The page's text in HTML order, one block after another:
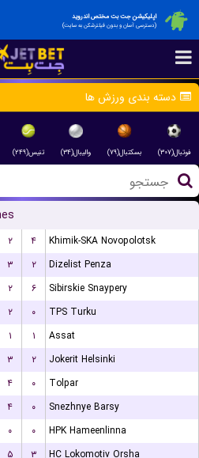
اپلیکیشن جت بت مختص اندروید
(دسترسی آسان و بدون فیلترشکن به سایت)
دسته بندی ورزش ها
فوتبال(۳۰۷) بسکتبال(۷۹) والیبال(۳۴) تنیس(۲۴۹)
۲ ۴
Khimik-SKA Novopolotsk
۳ ۲
Dizelist Penza
۲ ۶
Sibirskie Snaypery
۲ ۰
TPS Turku
۱ ۱
Assat
۳ ۲
Jokerit Helsinki
۴ ۰
Tolpar
۴ ۰
Snezhnye Barsy
۰ ۰
HPK Hameenlinna
۵ ۳
HC Lokomotiv Orsha